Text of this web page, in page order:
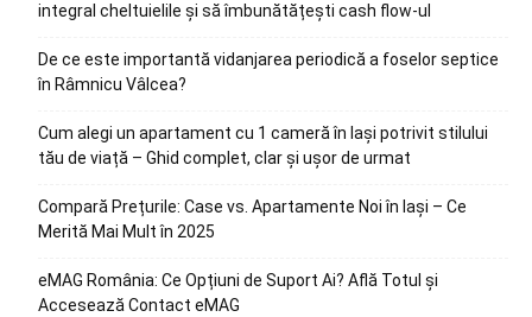
integral cheltuielile și să îmbunătățești cash flow-ul
De ce este importantă vidanjarea periodică a foselor septice
în Râmnicu Vâlcea?
Cum alegi un apartament cu 1 cameră în Iași potrivit stilului
tău de viață – Ghid complet, clar și ușor de urmat
Compară Prețurile: Case vs. Apartamente Noi în Iași – Ce
Merită Mai Mult în 2025
eMAG România: Ce Opțiuni de Suport Ai? Află Totul și
Accesează Contact eMAG